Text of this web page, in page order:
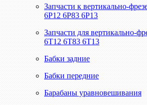
Запчасти к вертикально-
6Р12 6Р83 6Р13
Запчасти для вертикально-
6Т12 6Т83 6Т13
Бабки задние
Бабки передние
Барабаны уравновешивания